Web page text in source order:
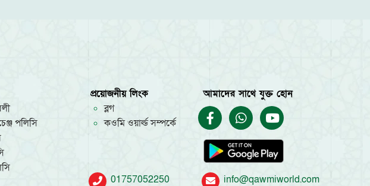
পলিসি
প্রয়োজনীয় লিংক
ব্লগ
কওমি ওয়ার্ল্ড সম্পর্কে
আমাদের সাথে যুক্ত হোন
01757052250 info@qawmiworld.com